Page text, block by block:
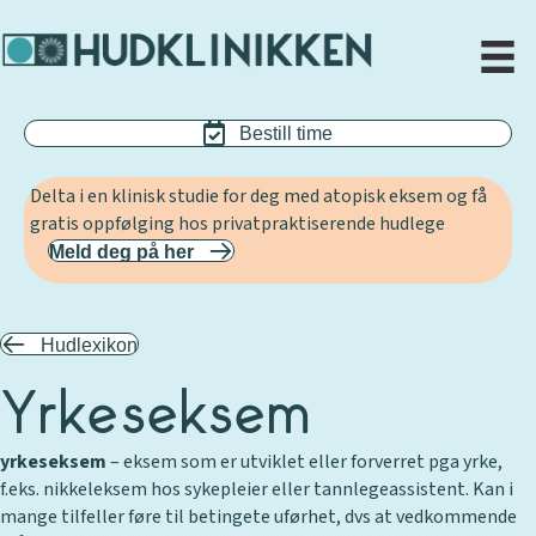
Bestill time
Delta i en klinisk studie for deg med atopisk eksem og få
gratis oppfølging hos privatpraktiserende hudlege
Meld deg på her
Hudlexikon
Yrkeseksem
yrkeseksem– eksem som er utviklet eller forverret pga yrke,
f.eks. nikkeleksem hos sykepleier eller tannlegeassistent. Kan i
mange tilfeller føre til betingete uførhet, dvs at vedkommende